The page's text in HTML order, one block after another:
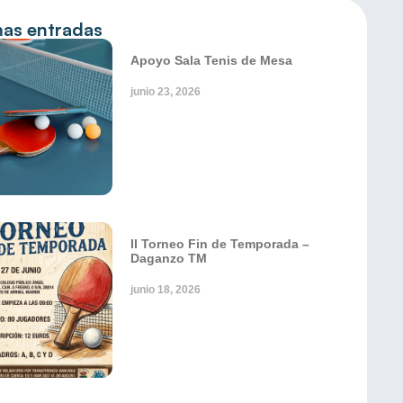
entradas
Apoyo Sala Tenis de Mesa
junio 23, 2026
II Torneo Fin de Temporada –
Daganzo TM
junio 18, 2026